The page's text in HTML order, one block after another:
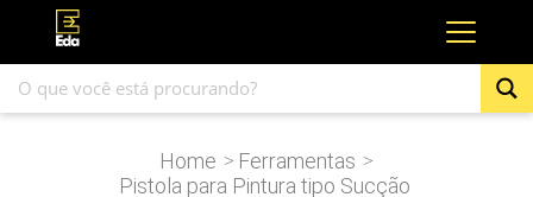
Home > Ferramentas >
Pistola para Pintura tipo Sucção